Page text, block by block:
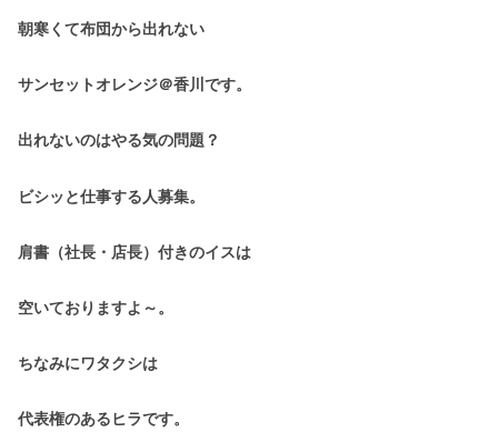
朝寒くて布団から出れない
サンセットオレンジ＠香川です。
出れないのはやる気の問題？
ビシッと仕事する人募集。
肩書 （社長・店長） 付きのイスは
空いておりますよ～。
ちなみにワタクシは
代表権のあるヒラです。